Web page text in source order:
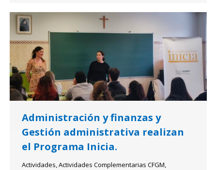
Administración y finanzas y
Gestión administrativa realizan
el Programa Inicia.
Actividades,Actividades Complementarias CFGM,